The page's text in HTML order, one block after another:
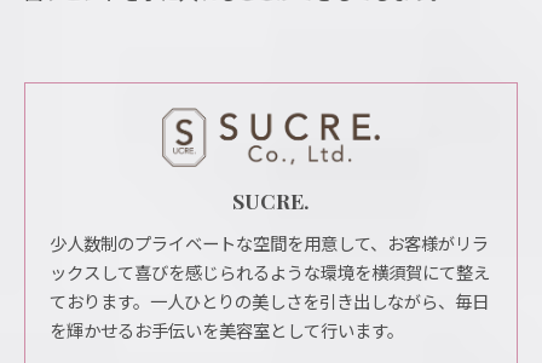
SUCRE.
少人数制のプライベートな空間を用意して、お客様がリラ
ックスして喜びを感じられるような環境を横須賀にて整え
ております。一人ひとりの美しさを引き出しながら、毎日
を輝かせるお手伝いを美容室として行います。